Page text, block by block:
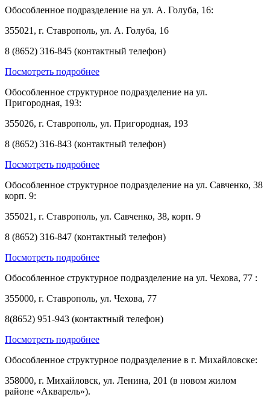
Обособленное подразделение на ул. А. Голуба, 16:
355021, г. Ставрополь, ул. А. Голуба, 16
8 (8652) 316-845 (контактный телефон)
Посмотреть подробнее
Обособленное структурное подразделение на ул.
Пригородная, 193:
355026, г. Ставрополь, ул. Пригородная, 193
8 (8652) 316-843 (контактный телефон)
Посмотреть подробнее
Обособленное структурное подразделение на ул. Савченко, 38
корп. 9:
355021, г. Ставрополь, ул. Савченко, 38, корп. 9
8 (8652) 316-847 (контактный телефон)
Посмотреть подробнее
Обособленное структурное подразделение на ул. Чехова, 77 :
355000, г. Ставрополь, ул. Чехова, 77
8(8652) 951-943 (контактный телефон)
Посмотреть подробнее
Обособленное структурное подразделение в г. Михайловске:
358000, г. Михайловск, ул. Ленина, 201 (в новом жилом
районе «Акварель»).